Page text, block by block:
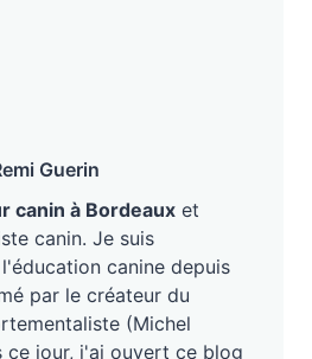
Guerin
canin à Bordeaux et
canin. Je suis
canine depuis
par le créateur du
(Michel
ce jour, j'ai ouvert ce blog